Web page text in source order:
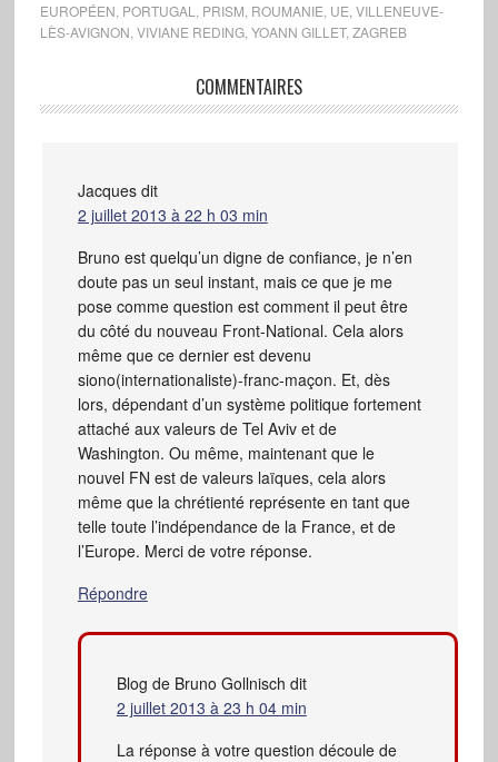
EUROPÉEN PORTUGAL PRISM ROUMANIE UE VILLENEUVE-
LÈS-AVIGNON VIVIANE REDING, YOANN GILLET, ZAGREB
COMMENTAIRES
Jacques dit
2 juillet 2013 à 22 h 03 min
Bruno est quelqu’un digne de confiance, je n’en
doute pas un seul instant, mais ce que je me
pose comme question est comment il peut être
du côté du nouveau Front-National. Cela alors
même que ce dernier est devenu
siono(internationaliste)-franc-maçon. Et, dès
lors, dépendant d’un système politique fortement
attaché aux valeurs de Tel Aviv et de
Washington. Ou même, maintenant que le
nouvel FN est de valeurs laïques, cela alors
même que la chrétienté représente en tant que
telle toute l’indépendance de la France, et de
l’Europe. Merci de votre réponse.
Répondre
Blog de Bruno Gollnisch dit
2 juillet 2013 à 23 h 04 min
La réponse à votre question découle de